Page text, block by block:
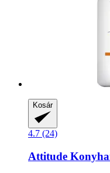
Kosár
4.7 (24)
Attitude